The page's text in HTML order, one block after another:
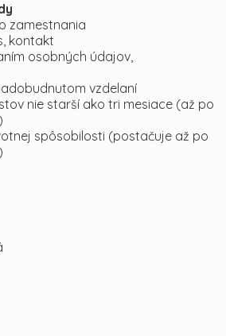
zamestnania
kontakt
osobných údajov,
vzdelaní
nie starší ako tri mesiace (až po
spôsobilosti (postačuje až po